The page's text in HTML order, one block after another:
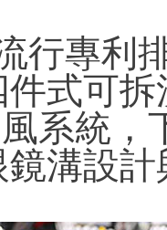
行專利
件式可
系統，
鏡溝設